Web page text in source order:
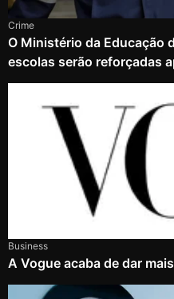
Crime
O Ministério da Educação
escolas serão reforçadas
Business
A Vogue acaba de dar